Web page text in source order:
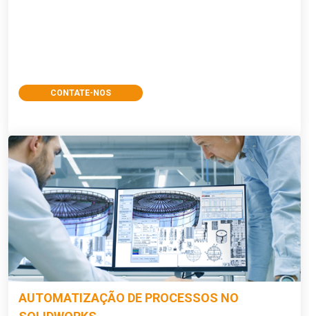
CONTATE-NOS
AUTOMATIZAÇÃO DE PROCESSOS NO